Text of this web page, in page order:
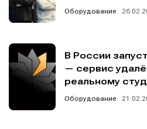
Оборудование
В России
— сервис
реальному
Оборудование